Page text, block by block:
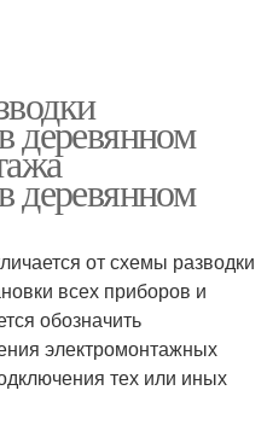
деревянном
деревянном
от схемы разводки
всех приборов и
обозначить
электромонтажных
тех или иных